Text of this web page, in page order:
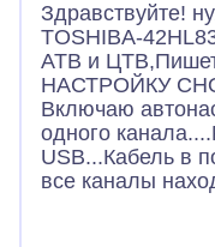
Здравствуйте!
TOSHIBA-
АТВ и
НАСТРОЙКУ
Включаю
одного
USB...Кабель в
все каналы